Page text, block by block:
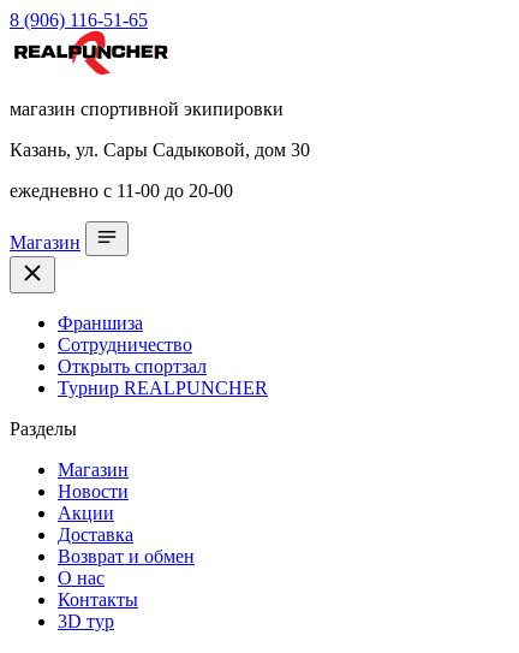
8 (906) 116-51-65
магазин спортивной экипировки
Казань, ул. Сары Садыковой, дом 30
ежедневно с 11-00 до 20-00
Магазин
Франшиза
Сотрудничество
Открыть спортзал
Турнир REALPUNCHER
Разделы
Магазин
Новости
Акции
Доставка
Возврат и обмен
О нас
Контакты
3D тур